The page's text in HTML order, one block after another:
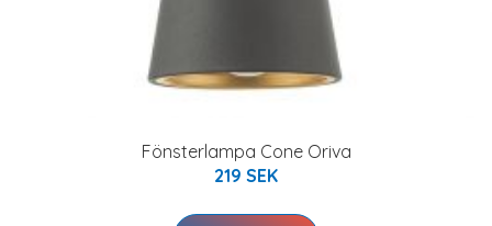
Fönsterlampa Cone Oriva
219 SEK